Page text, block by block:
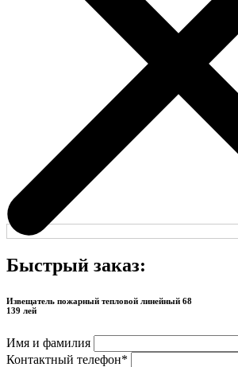
Быстрый заказ:
Извещатель пожарный тепловой линейный 68
139 лей
Имя и фамилия
Контактный телефон*